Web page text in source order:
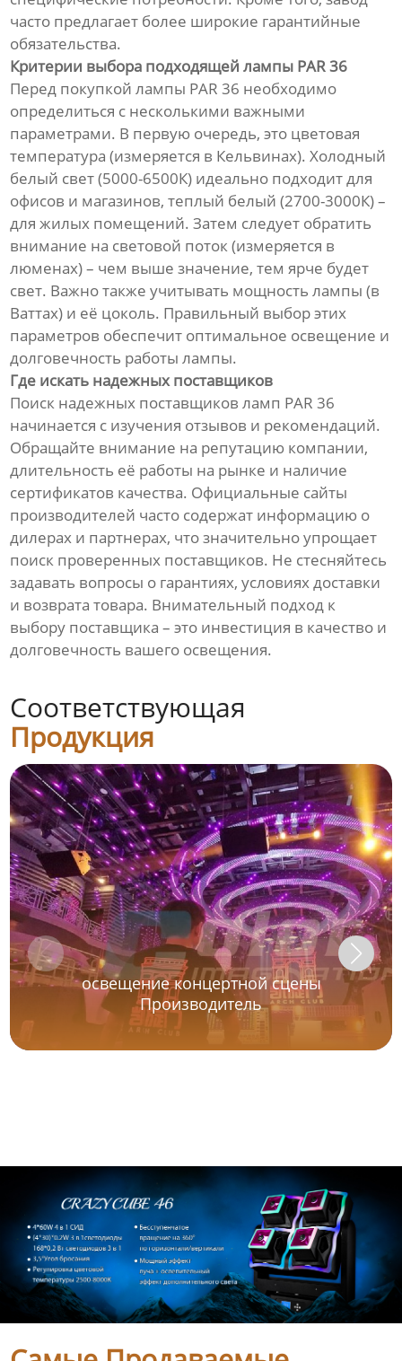
часто предлагает более широкие гарантийные
обязательства.
Критерии выбора подходящей лампы PAR 36
Перед покупкой лампы PAR 36 необходимо
определиться с несколькими важными
параметрами. В первую очередь, это цветовая
температура (измеряется в Кельвинах). Холодный
белый свет (5000-6500К) идеально подходит для
офисов и магазинов, теплый белый (2700-3000К) –
для жилых помещений. Затем следует обратить
внимание на световой поток (измеряется в
люменах) – чем выше значение, тем ярче будет
свет. Важно также учитывать мощность лампы (в
Ваттах) и её цоколь. Правильный выбор этих
параметров обеспечит оптимальное освещение и
долговечность работы лампы.
Где искать надежных поставщиков
Поиск надежных поставщиков ламп PAR 36
начинается с изучения отзывов и рекомендаций.
Обращайте внимание на репутацию компании,
длительность её работы на рынке и наличие
сертификатов качества. Официальные сайты
производителей часто содержат информацию о
дилерах и партнерах, что значительно упрощает
поиск проверенных поставщиков. Не стесняйтесь
задавать вопросы о гарантиях, условиях доставки
и возврата товара. Внимательный подход к
выбору поставщика – это инвестиция в качество и
долговечность вашего освещения.
Соответствующая
Продукция
освещение концертной сцены
Производитель